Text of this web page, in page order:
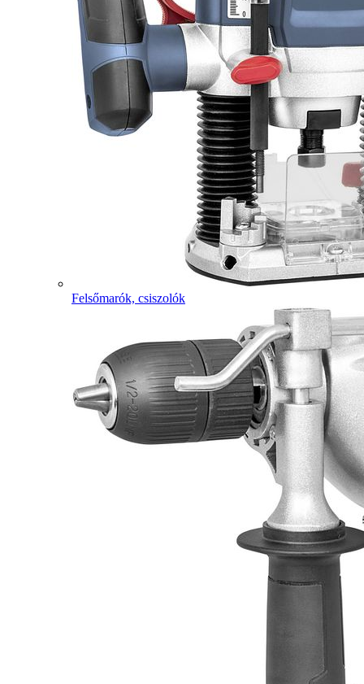
Felsőmarók, csiszolók